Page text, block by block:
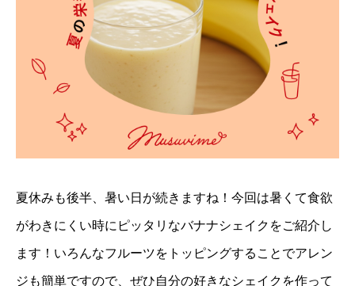
夏休みも後半、暑い日が続きますね！今回は暑くて食欲
がわきにくい時にピッタリなバナナシェイクをご紹介し
ます！いろんなフルーツをトッピングすることでアレン
ジも簡単ですので、ぜひ自分の好きなシェイクを作って